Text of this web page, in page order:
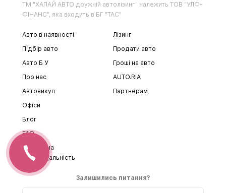
ТМ "ХАПАЙ АВТО дружній автолізинг" належить ТОВ "УЛФ-
ФІНАНС", яка входить в БГ "ТАС"
Авто в наявності
Підбір авто
Авто Б У
Про нас
Автовикуп
Лізинг
Продати авто
Гроші на авто
AUTO.RIA
Партнерам
Офіси
Блог
FAQ
Соціальна
відповідальність
Залишились питання?